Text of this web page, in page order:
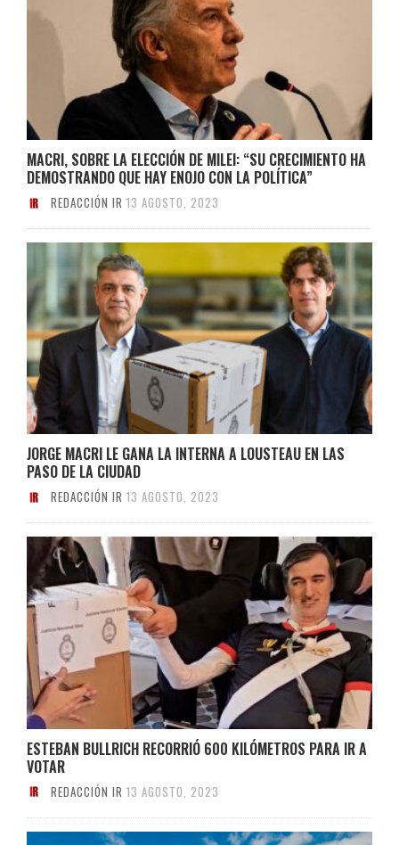
MACRI, SOBRE LA ELECCIÓN DE MILEI: “SU CRECIMIENTO HA
DEMOSTRANDO QUE HAY ENOJO CON LA POLÍTICA”
REDACCIÓN IR 13 AGOSTO, 2023
JORGE MACRI LE GANA LA INTERNA A LOUSTEAU EN LAS
PASO DE LA CIUDAD
REDACCIÓN IR 13 AGOSTO, 2023
ESTEBAN BULLRICH RECORRIÓ 600 KILÓMETROS PARA IR A
VOTAR
REDACCIÓN IR 13 AGOSTO, 2023